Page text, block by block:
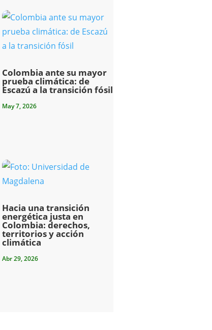
Colombia ante su mayor
prueba climática: de
Escazú a la transición fósil
May 7, 2026
Hacia una transición
energética justa en
Colombia: derechos,
territorios y acción
climática
Abr 29, 2026